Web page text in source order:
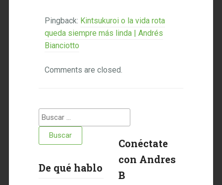
Pingback: Kintsukuroi o la vida rota
queda siempre más linda | Andrés
Bianciotto
Comments are closed.
Buscar:
De qué hablo
Conéctate
con Andres
B